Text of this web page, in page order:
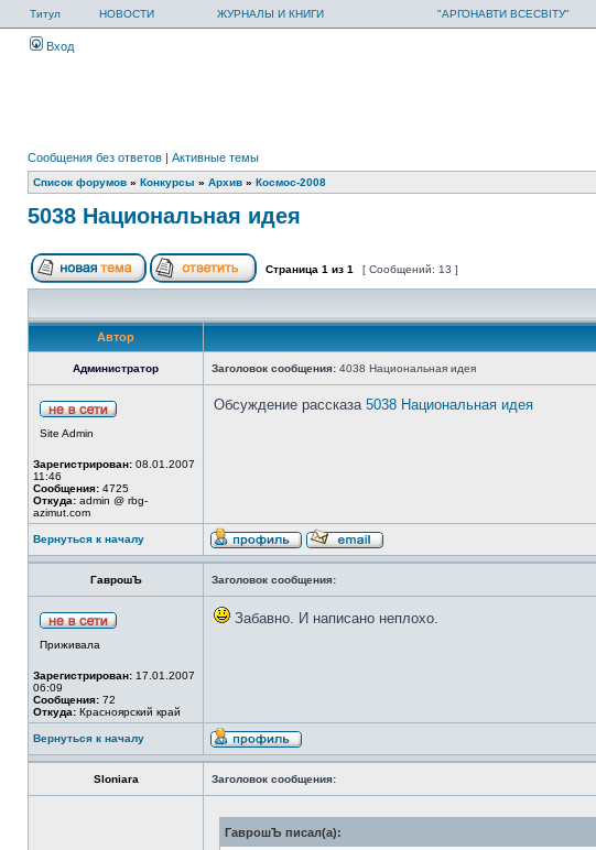
Титул НОВОСТИ ЖУРНАЛЫ И КНИГИ "АРГОНАВТИ ВСЕСВІТУ"
Вход
Сообщения без ответов | Активные темы
Список форумов » Конкурсы » Архив » Космос-2008
5038 Национальная идея
Страница 1 из 1 [ Сообщений: 13 ]
Автор
Администратор Заголовок сообщения: 4038 Национальная идея
Site Admin
Зарегистрирован: 08.01.2007
11:46
Сообщения: 4725
Откуда: admin @ rbg-
azimut.com
Обсуждение рассказа 5038 Национальная идея
Вернуться к началу
ГаврошЪ Заголовок сообщения:
Приживала
Зарегистрирован: 17.01.2007
06:09
Сообщения: 72
Откуда: Красноярский край
Забавно. И написано неплохо.
Вернуться к началу
Sloniara Заголовок сообщения:
ГаврошЪ писал(а):